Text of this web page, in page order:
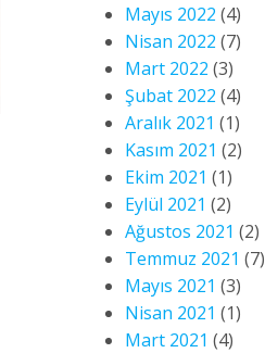
Mayıs 2022 (4)
Nisan 2022 (7)
Mart 2022 (3)
Şubat 2022 (4)
Aralık 2021 (1)
Kasım 2021 (2)
Ekim 2021 (1)
Eylül 2021 (2)
Ağustos 2021 (2)
Temmuz 2021 (7)
Mayıs 2021 (3)
Nisan 2021 (1)
Mart 2021 (4)